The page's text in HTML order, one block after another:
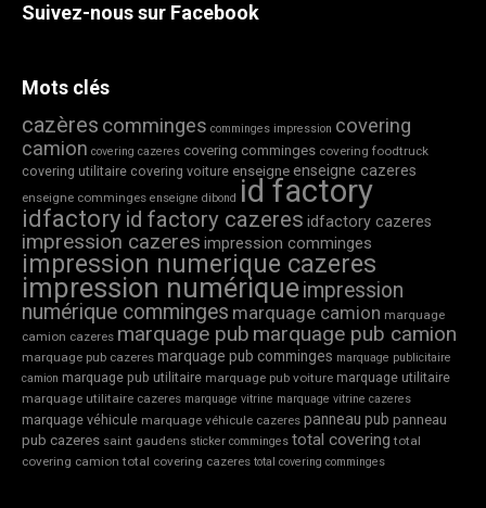
Suivez-nous sur Facebook
Mots clés
cazères comminges comminges impression covering
camion covering cazeres covering comminges covering foodtruck
covering utilitaire covering voiture enseigne enseigne cazeres
enseigne comminges enseigne dibond id factory
idfactory id factory cazeres idfactory cazeres
impression cazeres impression comminges
impression numerique cazeres
impression numériqueimpression
numérique comminges marquage camion marquage
camion cazeres marquage pub marquage pub camion
marquage pub cazeres marquage pub comminges marquage publicitaire
camion marquage pub utilitaire marquage pub voiture marquage utilitaire
marquage utilitaire cazeres marquage vitrine marquage vitrine cazeres
marquage véhicule marquage véhicule cazeres panneau pub panneau
pub cazeres saint gaudens sticker comminges total covering total
covering camion total covering cazeres total covering comminges